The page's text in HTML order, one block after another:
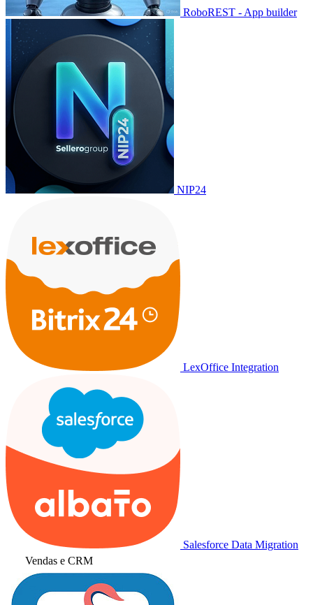
RoboREST - App builder
NIP24
LexOffice Integration
Salesforce Data Migration
Vendas e CRM